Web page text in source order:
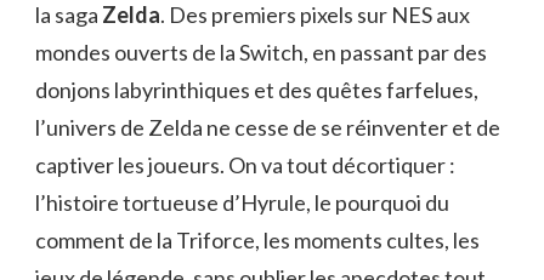
la saga Zelda. Des premiers pixels sur NES aux
mondes ouverts de la Switch, en passant par des
donjons labyrinthiques et des quêtes farfelues,
l’univers de Zelda ne cesse de se réinventer et de
captiver les joueurs. On va tout décortiquer :
l’histoire tortueuse d’Hyrule, le pourquoi du
comment de la Triforce, les moments cultes, les